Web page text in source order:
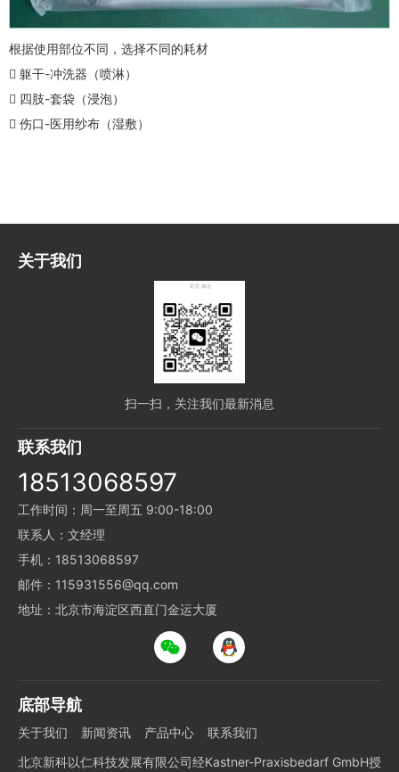
根据使用部位不同，选择不同的耗材
 躯干-冲洗器（喷淋）
 四肢-套袋（浸泡）
 伤口-医用纱布（湿敷）
关于我们
扫一扫，关注我们最新消息
联系我们
18513068597
工作时间：周一至周五 9:00-18:00
联系人：文经理
手机：18513068597
邮件：115931556@qq.com
地址：北京市海淀区西直门金运大厦
底部导航
关于我们 新闻资讯 产品中心
联系我们
北京新科以仁科技发展有限公司经Kastner-Praxisbedarf GmbH授